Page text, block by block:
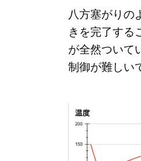
八方塞がりの
きを完了する
が全然ついて
制御が難しい